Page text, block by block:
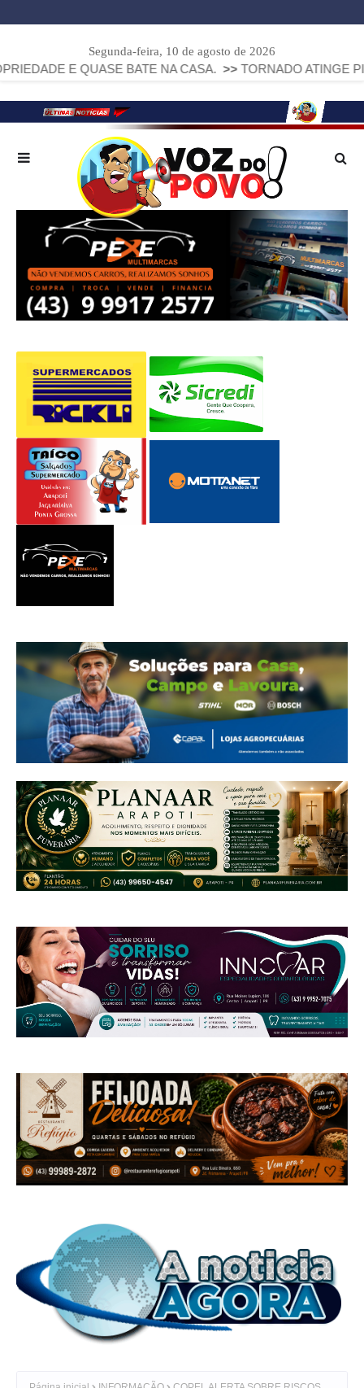
Segunda-feira, 10 de agosto de 2026
QUASE BATE NA CASA. >> TORNADO ATINGE PIRAÍ DO